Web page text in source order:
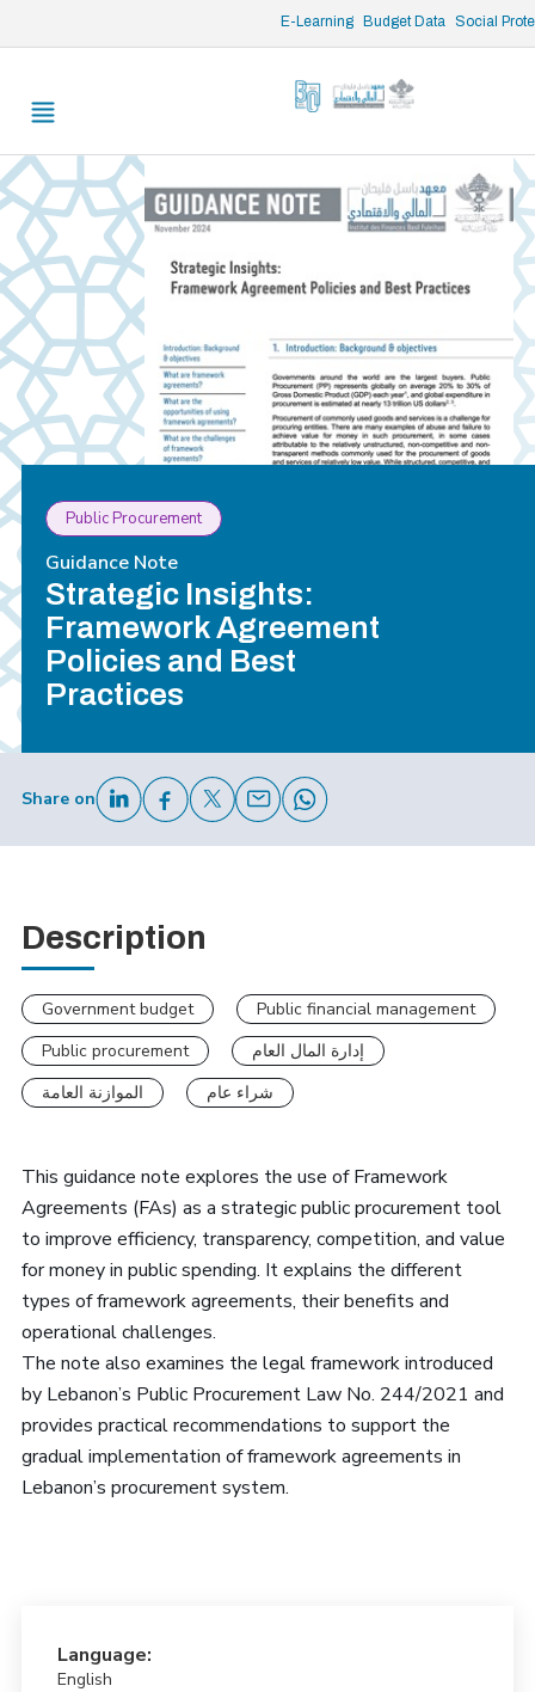
E-Learning Budget Data Social
Public Procurement
Guidance Note
Strategic Insights:
Framework Agreement
Policies and Best
Practices
Share on
Description
Government budget
Public financial management
Public procurement
إدارة المال العام
الموازنة العامة
شراء عام
This guidance note explores the use of Framework
Agreements (FAs) as a strategic public procurement tool
to improve efficiency, transparency, competition, and value
for money in public spending. It explains the different
types of framework agreements, their benefits and
operational challenges.
The note also examines the legal framework introduced
by Lebanon’s Public Procurement Law No. 244/2021 and
provides practical recommendations to support the
gradual implementation of framework agreements in
Lebanon’s procurement system.
Language:
English